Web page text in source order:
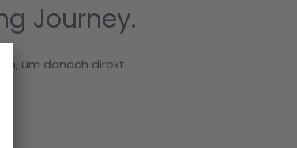
Journey.
an, um danach direkt